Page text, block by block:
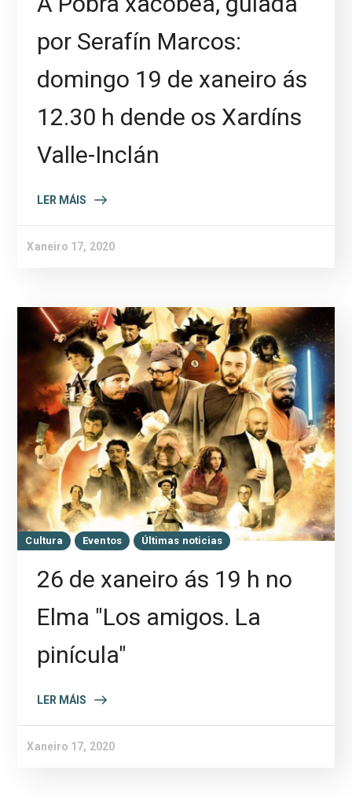
por Serafín Marcos:
domingo 19 de xaneiro ás
12.30 h dende os Xardíns
Valle-Inclán
LER MÁIS
Xaneiro 17, 2020
Cultura Eventos Últimas noticias
26 de xaneiro ás 19 h no
Elma "Los amigos. La
pinícula"
LER MÁIS
Xaneiro 17, 2020